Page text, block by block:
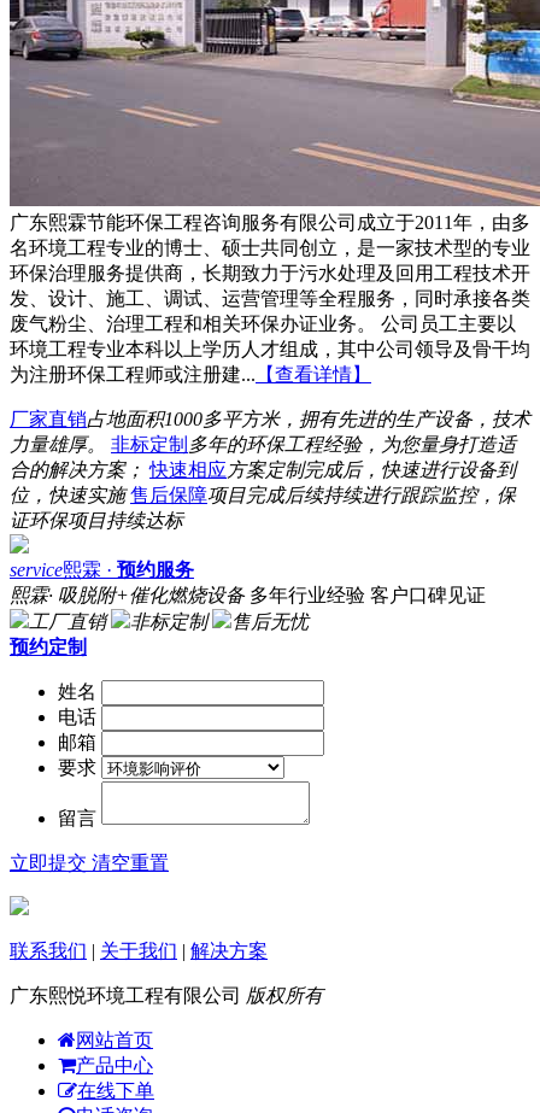
广东熙霖节能环保工程咨询服务有限公司成立于2011年，由多
名环境工程专业的博士、硕士共同创立，是一家技术型的专业
环保治理服务提供商，长期致力于污水处理及回用工程技术开
发、设计、施工、调试、运营管理等全程服务，同时承接各类
废气粉尘、治理工程和相关环保办证业务。 公司员工主要以
环境工程专业本科以上学历人才组成，其中公司领导及骨干均
为注册环保工程师或注册建... 【查看详情】
厂家直销占地面积1000多平方米，拥有先进的生产设备，技术
力量雄厚。
非标定制 多年的环保工程经验，为您量身打造适
合的解决方案； 快速相应方案定制完成后，快速进行设备到
位，快速实施 售后保障项目完成后续持续进行跟踪监控，保
证环保项目持续达标
service熙霖 · 预约服务
熙霖· 吸脱附+催化燃烧设备 多年行业经验 客户口碑见证
工厂直销
非标定制
售后无忧
预约定制
姓名
电话
邮箱
要求
留言
立即提交 清空重置
联系我们 | 关于我们 | 解决方案
广东熙悦环境工程有限公司 版权所有
网站首页
产品中心
在线下单